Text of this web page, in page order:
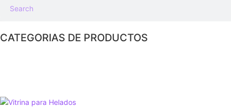
CATEGORIAS DE PRODUCTOS